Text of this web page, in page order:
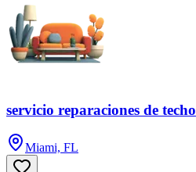
servicio reparaciones de techo
Miami, FL